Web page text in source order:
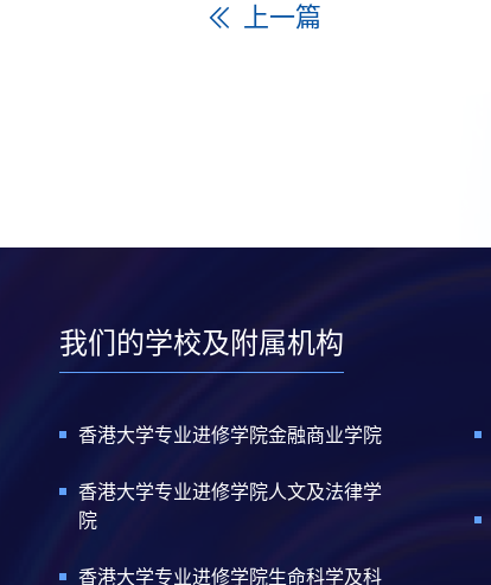
上一篇
我们的学校及附属机构
香港大学专业进修学院金融商业学院
香港大学专业进修学院人文及法律学
院
香港大学专业进修学院生命科学及科